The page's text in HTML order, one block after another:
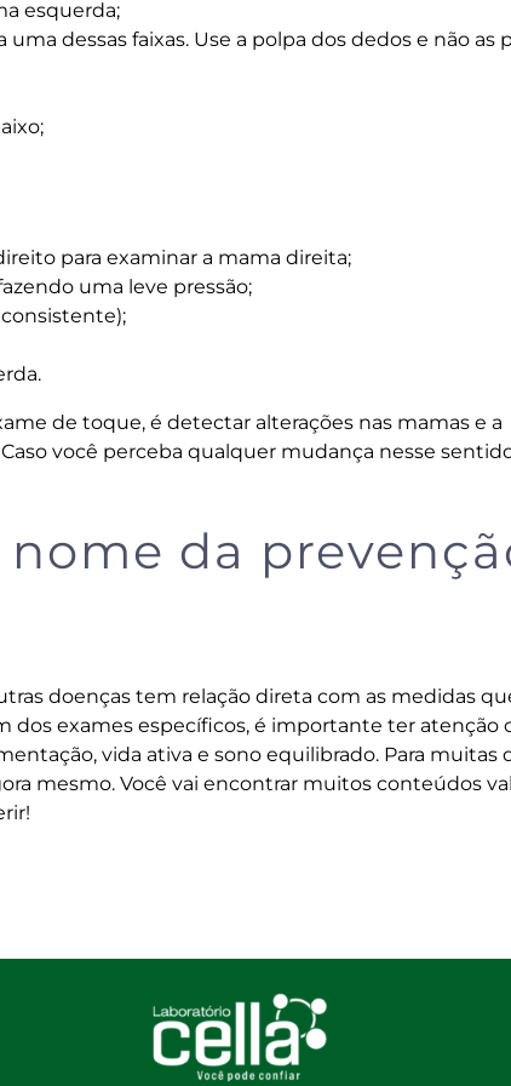
esquerda;
dessas faixas. Use a polpa dos dedos e não as
para examinar a mama direita;
uma leve pressão;
de toque, é detectar alterações nas mamas e a
você perceba qualquer mudança nesse
da
doenças tem relação direta com as medidas
dos exames específicos, é importante ter atenção
vida ativa e sono equilibrado. Para muitas
mesmo. Você vai encontrar muitos conteúdos